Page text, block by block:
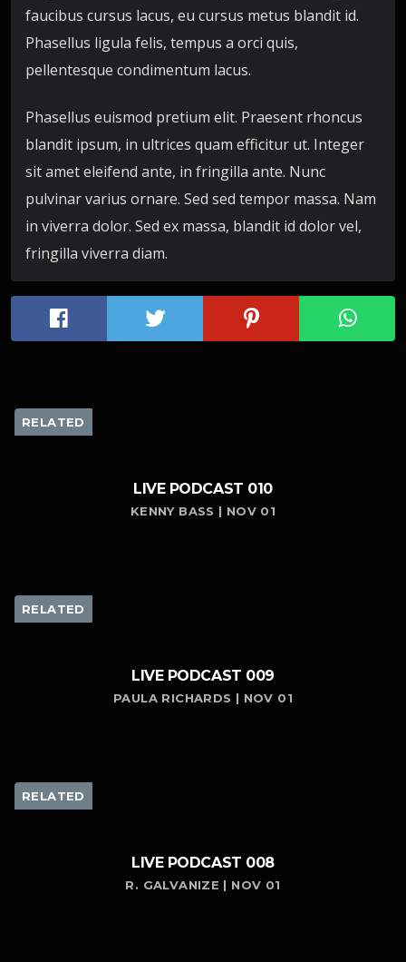
faucibus cursus lacus, eu cursus metus blandit id.
Phasellus ligula felis, tempus a orci quis,
pellentesque condimentum lacus.
Phasellus euismod pretium elit. Praesent rhoncus
blandit ipsum, in ultrices quam efficitur ut. Integer
sit amet eleifend ante, in fringilla ante. Nunc
pulvinar varius ornare. Sed sed tempor massa. Nam
in viverra dolor. Sed ex massa, blandit id dolor vel,
fringilla viverra diam.
RELATED
LIVE PODCAST 010
KENNY BASS | NOV 01
RELATED
LIVE PODCAST 009
PAULA RICHARDS | NOV 01
RELATED
LIVE PODCAST 008
R. GALVANIZE | NOV 01